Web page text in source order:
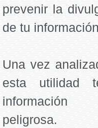
prevenir la
de tu
Una vez
esta utilidad
información
peligrosa.